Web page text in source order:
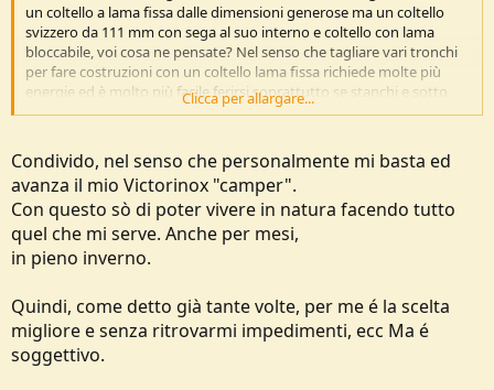
un coltello a lama fissa dalle dimensioni generose ma un coltello
svizzero da 111 mm con sega al suo interno e coltello con lama
bloccabile, voi cosa ne pensate? Nel senso che tagliare vari tronchi
per fare costruzioni con un coltello lama fissa richiede molte più
energie ed è molto più facile ferirsi soprattutto se stanchi e sotto
stress, pertanto stavo ragionando sul fatto che se posso portare
appunto un Victorinox, voi cosa ne pensate?
Clicca per allargare...
Condivido, nel senso che personalmente mi basta ed
avanza il mio Victorinox "camper".
Con questo sò di poter vivere in natura facendo tutto
quel che mi serve. Anche per mesi,
in pieno inverno.
Quindi, come detto già tante volte, per me é la scelta
migliore e senza ritrovarmi impedimenti, ecc Ma é
soggettivo.